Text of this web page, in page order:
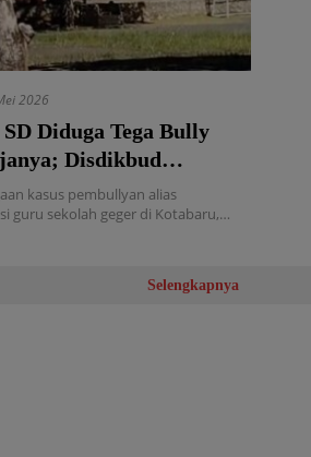
2026
Diduga Tega Bully
Disdikbud
kasus pembullyan alias
guru sekolah geger di Kotabaru,…
Selengkapnya